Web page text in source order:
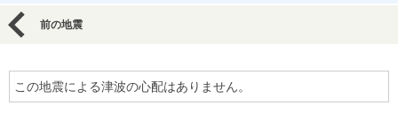
前の地震
この地震による津波の心配はありません。